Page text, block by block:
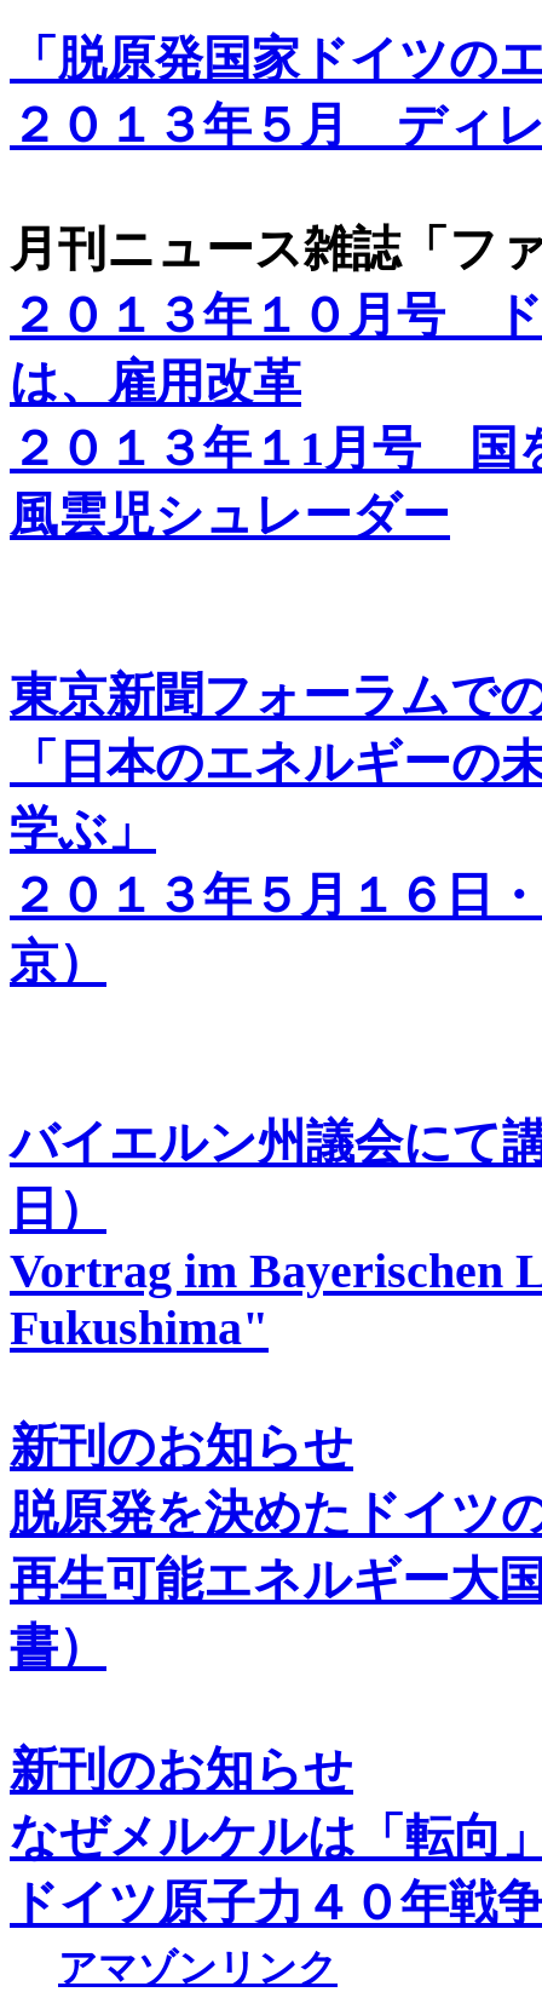
「脱原発国家ドイツの
２０１３年５月 ディ
月刊ニュース雑誌「フ
２０１３年１０月号
は、雇用改革
２０１３年１1月号 国
風雲児シュレーダー
東京新聞フォーラムで
「日本のエネルギー
学ぶ」
２０１３年５月１６日
京）
バイエルン州議会にて
日）
Vortrag im Bayerischen
Fukushima"
新刊のお知らせ
脱原発を決めたドイツ
再生可能エネルギー大
書）
新刊のお知らせ
なぜメルケルは「転向
ドイツ原子力４０年戦
アマゾンリンク